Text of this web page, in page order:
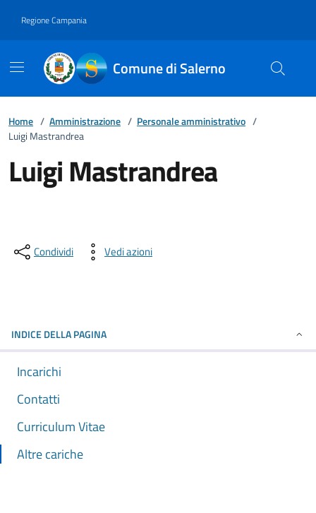
Regione Campania
Comune di Salerno
Home / Amministrazione / Personale amministrativo /
Luigi Mastrandrea
Luigi Mastrandrea
Condividi Vedi azioni
INDICE DELLA PAGINA
Incarichi
Contatti
Curriculum Vitae
Altre cariche